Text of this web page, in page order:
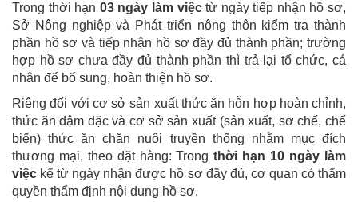
Trong thời hạn 03 ngày làm việctừ ngày tiếp nhận hồ sơ,
Sở Nông nghiệp và Phát triển nông thôn kiểm tra thành
phần hồ sơ và tiếp nhận hồ sơ đầy đủ thành phần; trường
hợp hồ sơ chưa đầy đủ thành phần thì trả lại tổ chức, cá
nhân để bổ sung, hoàn thiện hồ sơ.
Riêng đối với cơ sở sản xuất thức ăn hỗn hợp hoàn chỉnh,
thức ăn đậm đặc và cơ sở sản xuất (sản xuất, sơ chế, chế
biến) thức ăn chăn nuôi truyền thống nhằm mục đích
thương mại, theo đặt hàng: Trongthời hạn 10 ngày làm
việc kể từ ngày nhận được hồ sơ đầy đủ, cơ quan có thẩm
quyền thẩm định nội dung hồ sơ.